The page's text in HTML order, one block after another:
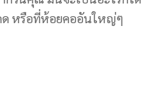
หรือที่ห้อยคออันใหญ่ๆ